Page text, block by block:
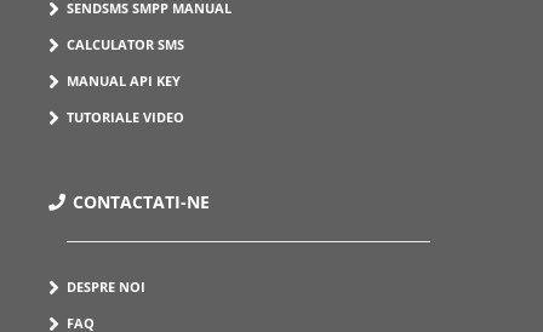
SENDSMS SMPP MANUAL
CALCULATOR SMS
MANUAL API KEY
TUTORIALE VIDEO
CONTACTATI-NE
DESPRE NOI
FAQ